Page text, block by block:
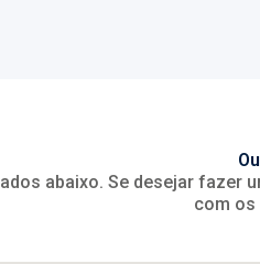
abaixo. Se desejar fazer
com os